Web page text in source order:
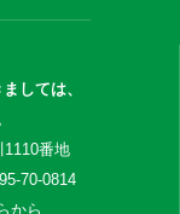
しては、
1110番地
70-0814
から